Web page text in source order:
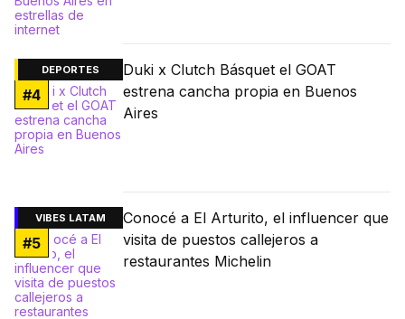
DEPORTES
#4
Duki x Clutch Básquet el GOAT
estrena cancha propia en Buenos
Aires
VIBES LATAM
#5
Conocé a El Arturito, el influencer que
visita de puestos callejeros a
restaurantes Michelin